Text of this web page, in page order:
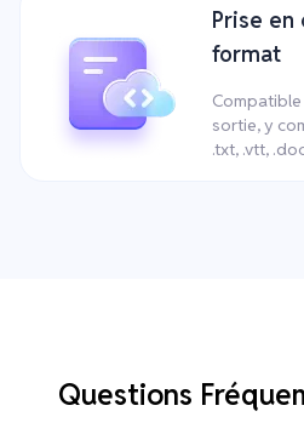
Prise en
format
sortie, y
.txt, .vtt,
Questions